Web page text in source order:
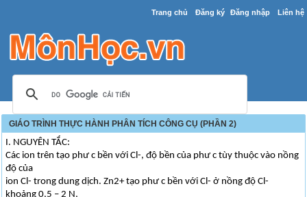
Trang chủ Đăng ký Đăng nhập Liên hệ
GIÁO TRÌNH THỰC HÀNH PHÂN TÍCH CÔNG CỤ (PHẦN 2)
I. NGUYÊN TẮC:
Các ion trên tạo phư c bền với Cl-, độ bền của phư c tùy thuộc vào nồng
độ của
ion Cl- trong dung dịch. Zn2+ tạo phư c bền với Cl- ở nồng độ Cl-
khoảng 0,5 – 2 N,